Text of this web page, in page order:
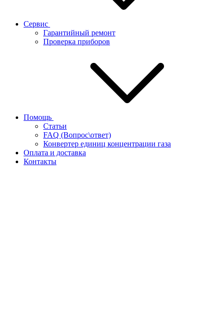
Сервис
Гарантийный ремонт
Проверка приборов
Помощь
Статьи
FAQ (Вопрос\ответ)
Конвертер единиц концентрации газа
Оплата и доставка
Контакты